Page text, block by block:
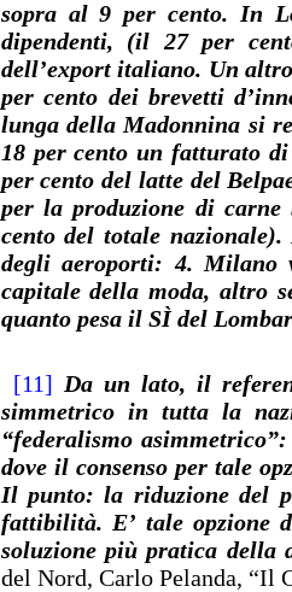
sopra al 9 per cento. In
dipendenti, (il 27 per
dell’export italiano. Un
per cento dei brevetti
lunga della Madonnina si
18 per cento un fatturato
per cento del latte del
per la produzione di
cento del totale
degli aeroporti: 4. Milano
capitale della moda, altro
quanto pesa il SÌ del
[11] Da un lato, il
simmetrico in tutta la
“federalismo
dove il consenso per tale
Il punto: la riduzione del
fattibilità. E’ tale opzione
soluzione più pratica della
del Nord, Carlo Pelanda, “Il